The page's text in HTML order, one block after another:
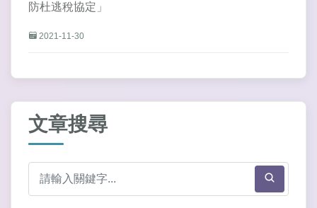
防杜逃稅協定」
2021-11-30
文章搜尋